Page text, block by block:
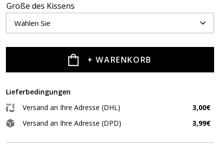
Größe des Kissens
+ WARENKORB
Lieferbedingungen
Versand an Ihre Adresse (DHL)
3,00€
Versand an Ihre Adresse (DPD)
3,99€